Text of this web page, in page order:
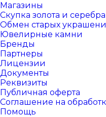
Магазины
Скупка золота и серебра
Обмен старых
Ювелирные камни
Бренды
Партнеры
Лицензии
Документы
Реквизиты
Публичная оферта
Соглашение на
Помощь